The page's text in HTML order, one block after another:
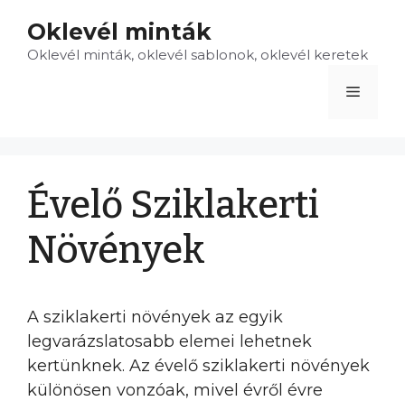
tartalomba
Oklevél minták
Oklevél minták, oklevél sablonok, oklevél keretek
Menü
Évelő Sziklakerti
Növények
A sziklakerti növények az egyik
legvarázslatosabb elemei lehetnek
kertünknek. Az évelő sziklakerti növények
különösen vonzóak, mivel évről évre